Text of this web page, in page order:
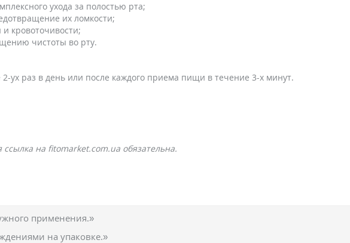
ухода за полостью рта;
их ломкости;
кровоточивости;
чистоты во рту.
ух раз в день или после каждого приема пищи в течение 3-х минут.
на fitomarket.com.ua обязательна.
применения.»
на упаковке.»